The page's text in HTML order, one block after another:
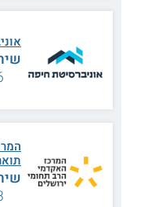
נושאי הלימוד
בין הנושאים
תורת
משאבי מים